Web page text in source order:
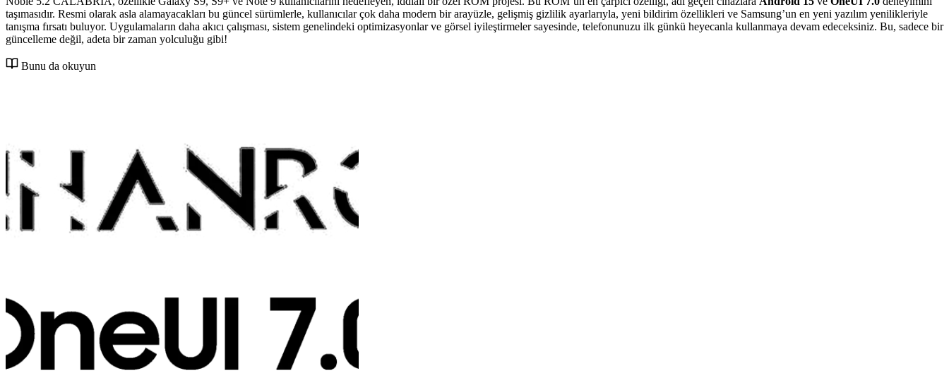
taşımasıdır. Resmi olarak asla alamayacakları bu güncel sürümlerle, kullanıcılar çok daha modern bir arayüzle, gelişmiş gizlilik ayarlarıyla, yeni bildirim özellikleri ve Samsung’un en yeni yazılım yenilikleriyle
tanışma fırsatı buluyor. Uygulamaların daha akıcı çalışması, sistem genelindeki optimizasyonlar ve görsel iyileştirmeler sayesinde, telefonunuzu ilk günkü heyecanla kullanmaya devam edeceksiniz. Bu, sadece bir
güncelleme değil, adeta bir zaman yolculuğu gibi!
Bunu da okuyun